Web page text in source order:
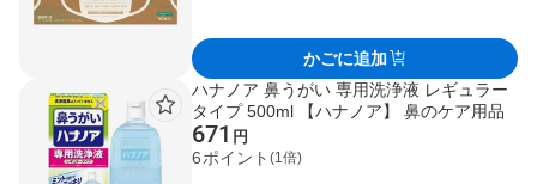
かごに追加
ハナノア 鼻うがい 専用洗浄液 レギュラー
タイプ 500ml 【ハナノア】 鼻のケア用品
671 円
6ポイント (1倍)